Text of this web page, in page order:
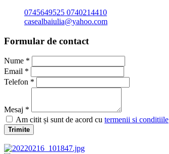
0745649525 0740214410
casealbaiulia@yahoo.com
Formular de contact
Nume *
Email *
Telefon *
Mesaj *
Am citit și sunt de acord cu termenii si conditiile
Trimite